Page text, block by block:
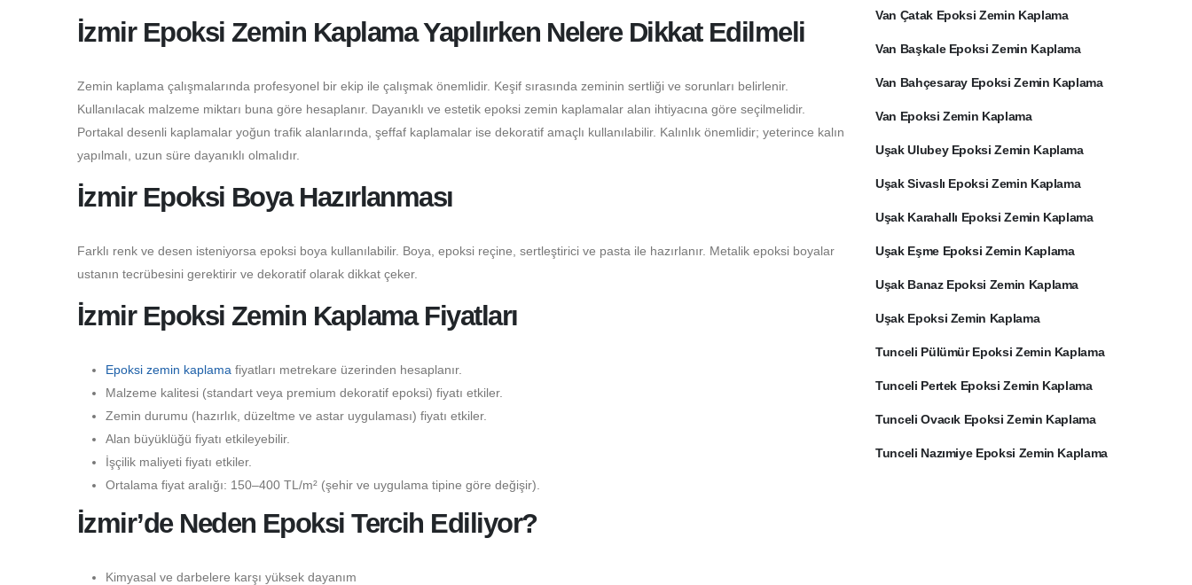
İzmir Epoksi Zemin Kaplama Yapılırken Nelere Dikkat Edilmeli
Zemin kaplama çalışmalarında profesyonel bir ekip ile çalışmak önemlidir. Keşif sırasında zeminin sertliği ve sorunları belirlenir.
Kullanılacak malzeme miktarı buna göre hesaplanır. Dayanıklı ve estetik epoksi zemin kaplamalar alan ihtiyacına göre seçilmelidir.
Portakal desenli kaplamalar yoğun trafik alanlarında, şeffaf kaplamalar ise dekoratif amaçlı kullanılabilir. Kalınlık önemlidir; yeterince kalın
yapılmalı, uzun süre dayanıklı olmalıdır.
İzmir Epoksi Boya Hazırlanması
Farklı renk ve desen isteniyorsa epoksi boya kullanılabilir. Boya, epoksi reçine, sertleştirici ve pasta ile hazırlanır. Metalik epoksi boyalar
ustanın tecrübesini gerektirir ve dekoratif olarak dikkat çeker.
İzmir Epoksi Zemin Kaplama Fiyatları
Epoksi zemin kaplama fiyatları metrekare üzerinden hesaplanır.
Malzeme kalitesi (standart veya premium dekoratif epoksi) fiyatı etkiler.
Zemin durumu (hazırlık, düzeltme ve astar uygulaması) fiyatı etkiler.
Alan büyüklüğü fiyatı etkileyebilir.
İşçilik maliyeti fiyatı etkiler.
Ortalama fiyat aralığı: 150–400 TL/m² (şehir ve uygulama tipine göre değişir).
İzmir’de Neden Epoksi Tercih Ediliyor?
Kimyasal ve darbelere karşı yüksek dayanım
Van Çatak Epoksi Zemin Kaplama
Van Başkale Epoksi Zemin Kaplama
Van Bahçesaray Epoksi Zemin Kaplama
Van Epoksi Zemin Kaplama
Uşak Ulubey Epoksi Zemin Kaplama
Uşak Sivaslı Epoksi Zemin Kaplama
Uşak Karahallı Epoksi Zemin Kaplama
Uşak Eşme Epoksi Zemin Kaplama
Uşak Banaz Epoksi Zemin Kaplama
Uşak Epoksi Zemin Kaplama
Tunceli Pülümür Epoksi Zemin Kaplama
Tunceli Pertek Epoksi Zemin Kaplama
Tunceli Ovacık Epoksi Zemin Kaplama
Tunceli Nazımiye Epoksi Zemin Kaplama